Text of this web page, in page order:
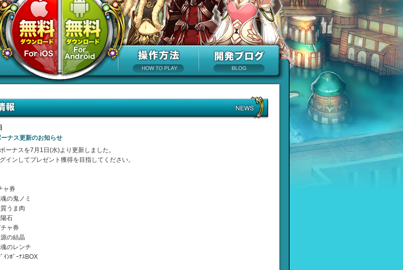
ーナス更新のお知らせ
ーナスを7月1日(水)より更新しました。
インしてプレゼント獲得を目指してください。
ャ券
の鬼ノミ
うま肉
石
ャ券
の結晶
のレンチ
ｲﾝﾎﾞｰﾅｽBOX